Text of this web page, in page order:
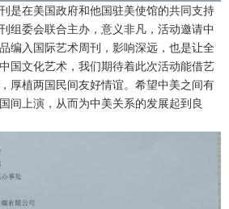
是在美国政府和他国驻美使馆的共同支持
组委会联合主办，意义非凡，活动邀请中
编入国际艺术周刊，影响深远，也是让全
国文化艺术，我们期待着此次活动能借艺
厚植两国民间友好情谊。希望中美之间有
间上演，从而为中美关系的发展起到良